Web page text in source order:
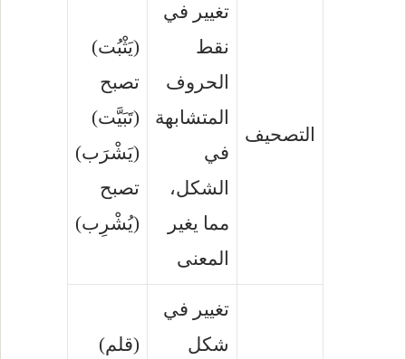
التصحيف
تغيير في
نقط
الحروف
المتشابهة
في
الشكل،
مما يغير
المعنى
(يَثْبُت)
تصبح
(تَبَيَّت)
(يَشْرَب)
تصبح
(يُشْرِب)
تغيير في
شكل
(قلم)